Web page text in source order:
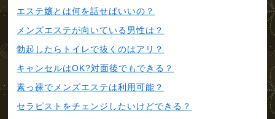
エステ嬢とは何を話せばいいの？
メンズエステが向いている男性は？
勃起したらトイレで抜くのはアリ？
キャンセルはOK?対面後でもできる？
素っ裸でメンズエステは利用可能？
セラピストをチェンジしたいけどできる？